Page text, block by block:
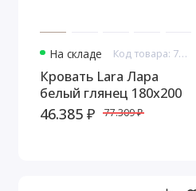
На складе Код товара: 7657
Кровать Lara Лара
белый глянец 180х200
46.385 ₽ 77.309 ₽